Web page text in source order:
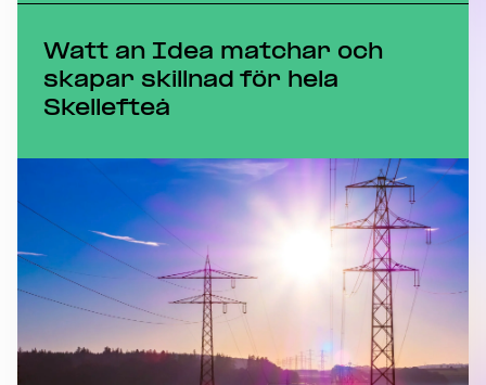
Watt an Idea matchar och
skapar skillnad för hela
Skellefteå